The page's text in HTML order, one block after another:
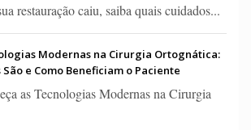
restauração caiu, saiba quais cuidados...
Modernas na Cirurgia Ortognática:
São e Como Beneficiam o Paciente
as Tecnologias Modernas na Cirurgia